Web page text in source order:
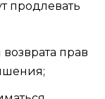
продлевать
прав